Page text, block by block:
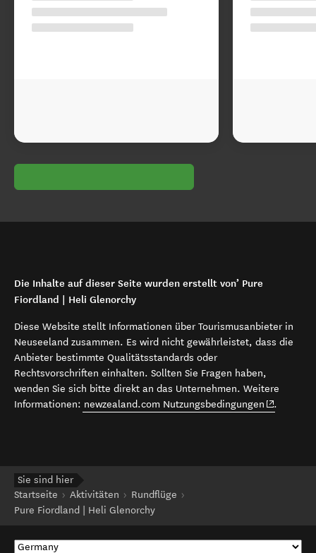
Die Inhalte auf dieser Seite wurden erstellt von’ Pure
Fiordland | Heli Glenorchy
Diese Website stellt Informationen über Tourismusanbieter in
Neuseeland zusammen. Es wird nicht gewährleistet, dass die
Anbieter bestimmte Qualitätsstandards oder
Rechtsvorschriften einhalten. Sollten Sie Fragen haben,
wenden Sie sich bitte direkt an das Unternehmen. Weitere
Informationen: newzealand.com Nutzungsbedingungen (opens in
.
Sie sind hier
Startseite
Aktivitäten
Rundflüge
Pure Fiordland | Heli Glenorchy